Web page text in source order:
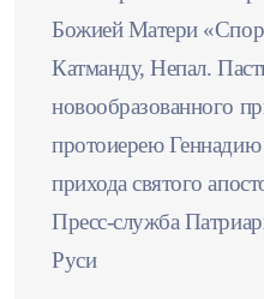
Божией Матери
Катманду, Непал.
новообразованного
протоиерею
прихода святого
Пресс-служба
Руси